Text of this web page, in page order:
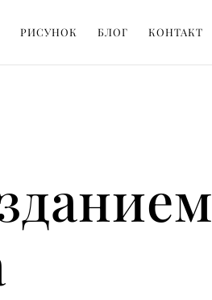
РИСУНОК БЛОГ КОНТАКТ